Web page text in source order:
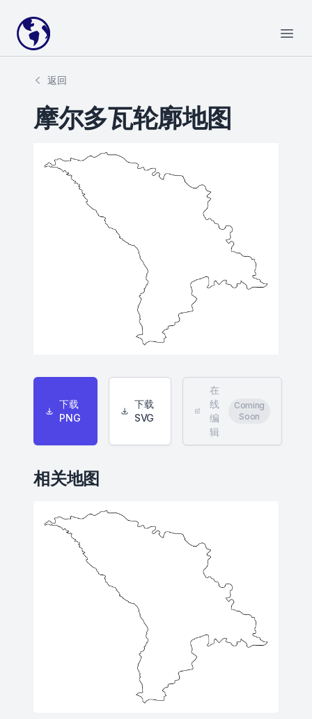
Your Company
返回
摩尔多瓦轮廓地图
下载
PNG
下载
SVG
在
线
编
辑
Coming
Soon
相关地图